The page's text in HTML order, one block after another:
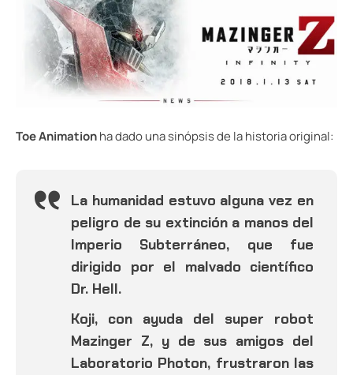
Toe Animationha dado una sinópsis de la historia original:
La humanidad estuvo alguna vez en
peligro de su extinción a manos del
Imperio Subterráneo, que fue
dirigido por el malvado científico
Dr. Hell.
Koji, con ayuda del super robot
Mazinger Z, y de sus amigos del
Laboratorio Photon, frustraron las